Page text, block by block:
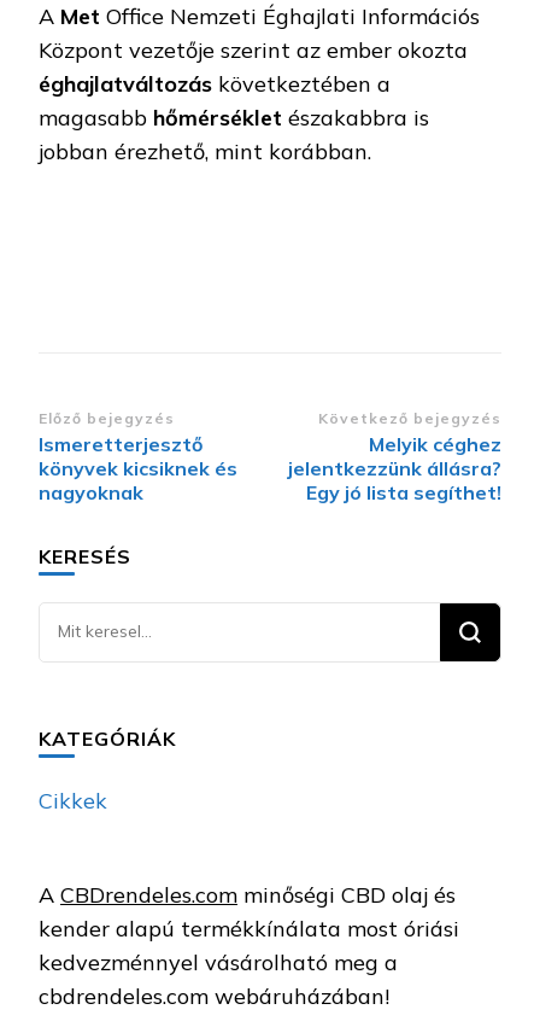
A Met Office Nemzeti Éghajlati Információs
Központ vezetője szerint az ember okozta
éghajlatváltozás következtében a
magasabb hőmérséklet északabbra is
jobban érezhető, mint korábban.
Bejegyzések
navigációja
Előző bejegyzés
Ismeretterjesztő
könyvek kicsiknek és
nagyoknak
Következő bejegyzés
Melyik céghez
jelentkezzünk állásra?
Egy jó lista segíthet!
KERESÉS
Keresel
valamit?
KATEGÓRIÁK
Cikkek
A CBDrendeles.com minőségi CBD olaj és
kender alapú termékkínálata most óriási
kedvezménnyel vásárolható meg a
cbdrendeles.com webáruházában!